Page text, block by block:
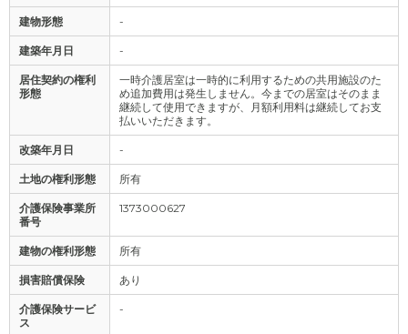
建物形態 -
建築年月日 -
居住契約の権利
形態
一時介護居室は一時的に利用するための共用施設のた
め追加費用は発生しません。今までの居室はそのまま
継続して使用できますが、月額利用料は継続してお支
払いいただきます。
改築年月日 -
土地の権利形態 所有
介護保険事業所
番号
1373000627
建物の権利形態 所有
損害賠償保険 あり
介護保険サービ
ス
-